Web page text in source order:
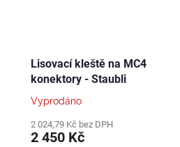
Lisovací kleště na MC4
konektory - Staubli
Vyprodáno
2 024,79 Kč bez DPH
2 450 Kč